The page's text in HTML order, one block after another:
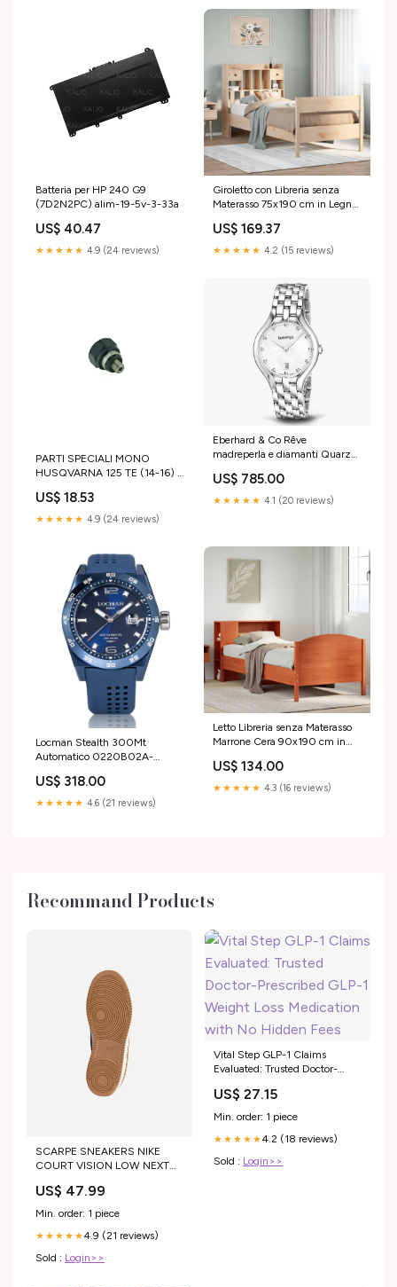
Batteria per HP 240 G9
(7D2N2PC) alim-19-5v-3-33a
US$ 40.47
★★★★★ 4.9 (24 reviews)
Giroletto con Libreria senza
Materasso 75x190 cm in Legno
US$ 169.37
★★★★★ 4.2 (15 reviews)
PARTI SPECIALI MONO
HUSQVARNA 125 TE (14-16) -
125-2023-esi1904473
US$ 18.53
★★★★★ 4.9 (24 reviews)
Eberhard & Co Rêve
madreperla e diamanti Quarzo
US$ 785.00
★★★★★ 4.1 (20 reviews)
Locman Stealth 300Mt
Automatico 0220B02A-
US$ 318.00
★★★★★ 4.6 (21 reviews)
Letto Libreria senza Materasso
Marrone Cera 90x190 cm in
US$ 134.00
★★★★★ 4.3 (16 reviews)
Recommand Products
SCARPE SNEAKERS NIKE
COURT VISION LOW NEXT
US$ 47.99
Min. order: 1 piece
★★★★★4.9 (21 reviews)
Sold : Login>>
Vital Step GLP-1 Claims
Evaluated: Trusted Doctor-
Medication with No Hidden
Fees
US$ 27.15
Min. order: 1 piece
★★★★★4.2 (18 reviews)
Sold : Login>>